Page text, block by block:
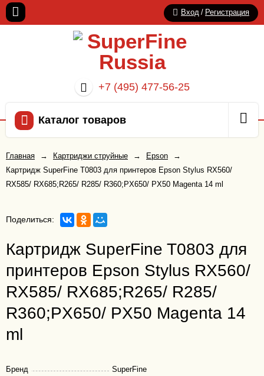
Вход / Регистрация
+7 (495) 477-56-25
Каталог товаров
Главная → Картриджи струйные → Epson
→
Картридж SuperFine T0803 для принтеров Epson Stylus RX560/
RX585/ RX685;R265/ R285/ R360;PX650/ PX50 Magenta 14 ml
Поделиться:
Картридж SuperFine T0803 для
принтеров Epson Stylus RX560/
RX585/ RX685;R265/ R285/
R360;PX650/ PX50 Magenta 14
ml
Бренд
SuperFine